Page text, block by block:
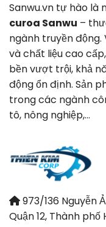
Sanwu.vn tự hào là
curoa Sanwu –
ngành truyền động.
và chất liệu cao
bền vượt trội, khả
động ổn định. Sản
trong các ngành
tô, nông nghiệp,…
973/136 Nguyễn
Quận 12, Thành phố